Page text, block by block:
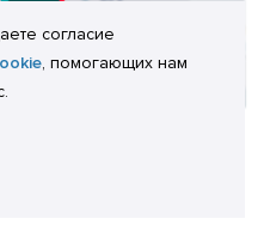
согласие
, помогающих нам